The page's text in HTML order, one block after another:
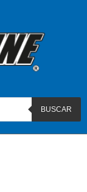
BUSCAR